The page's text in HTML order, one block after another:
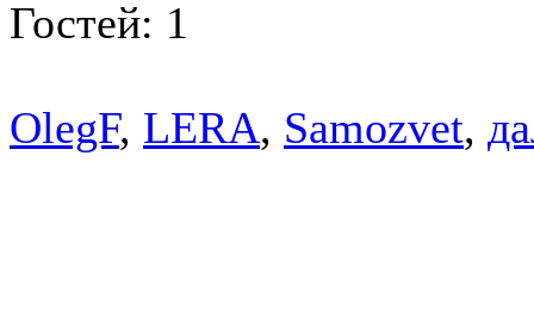
Гостей: 1
OlegF, LERA, Samozvet,